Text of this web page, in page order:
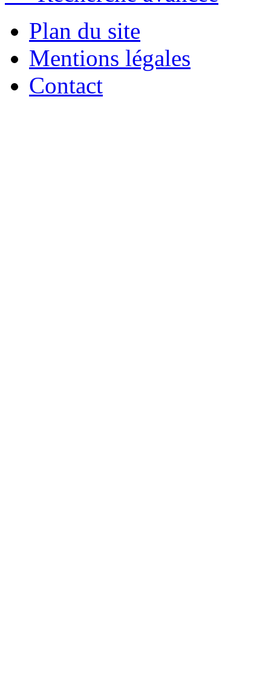
Plan du site
Mentions légales
Contact